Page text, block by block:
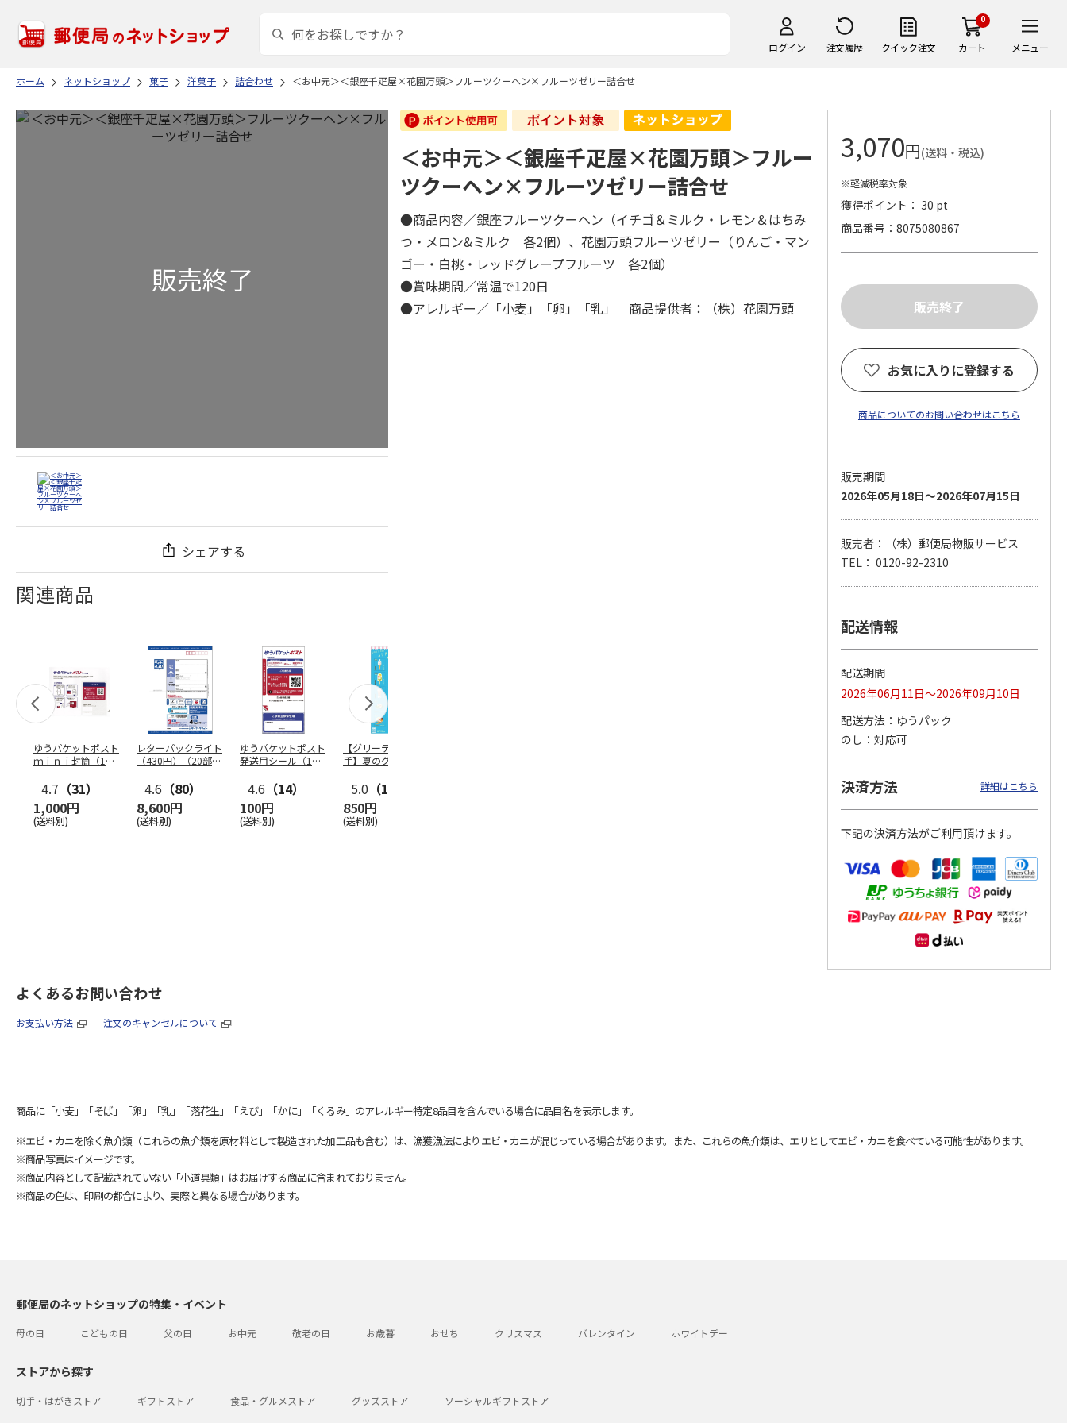
ログイン 注文履歴 クイック注文
0
カート メニュー
ホーム ネットショップ 菓子 洋菓子 詰合わせ ＜お中元＞＜銀座千疋屋×花園万頭＞フルーツクーヘン×フルーツゼリー詰合せ
シェアする
関連商品
ゆうパケットポスト
ｍｉｎｉ封筒（1個
4.7 （31）
1,000円
(送料別)
レターパックライト
（430円）（20部セ
4.6 （80）
8,600円
(送料別)
ゆうパケットポスト
発送用シール（1個
4.6 （14）
100円
(送料別)
【グリーティング切
手】夏のグリーティ
5.0 （10）
850円
(送料別)
【グリーティング切
円…
4.8（11）
5,500円
4.6（7）
11,000円
＜お中元＞＜銀座千疋屋×花園万頭＞フルー
ツクーヘン×フルーツゼリー詰合せ
●商品内容／銀座フルーツクーヘン（イチゴ＆ミルク・レモン＆はちみ
つ・メロン&ミルク 各2個）、花園万頭フルーツゼリー（りんご・マン
ゴー・白桃・レッドグレープフルーツ 各2個）
●賞味期間／常温で120日
●アレルギー／「小麦」「卵」「乳」 商品提供者：（株）花園万頭
3,070円(送料・税込)
※軽減税率対象
獲得ポイント： 30 pt
商品番号
8075080867
お気に入りに登録する
商品についてのお問い合わせはこちら
販売期間
2026年05月18日～2026年07月15日
販売者：（株）郵便局物販サービス
TEL： 0120-92-2310
配送情報
配送期間
2026年06月11日～2026年09月10日
配送方法
ゆうパック
のし
対応可
決済方法 詳細はこちら
下記の決済方法がご利用頂けます。
よくあるお問い合わせ
お支払い方法 注文のキャンセルについて
商品に「小麦」「そば」「卵」「乳」「落花生」「えび」「かに」「くるみ」のアレルギー特定8品目を含んでいる場合に品目名を表示します。
※エビ・カニを除く魚介類（これらの魚介類を原材料として製造された加工品も含む）は、漁獲漁法によりエビ・カニが混じっている場合があります。また、これらの魚介類は、エサとしてエビ・カニを食べている可能性があります。
※商品写真はイメージです。
※商品内容として記載されていない「小道具類」はお届けする商品に含まれておりません。
※商品の色は、印刷の都合により、実際と異なる場合があります。
郵便局のネットショップの特集・イベント
母の日 こどもの日 父の日 お中元 敬老の日 お歳暮 おせち クリスマス バレンタイン ホワイトデー
ストアから探す
切手・はがきストア ギフトストア 食品・グルメストア グッズストア ソーシャルギフトストア